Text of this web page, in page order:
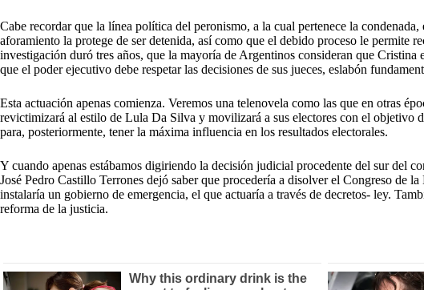
Cabe recordar que la línea política del peronismo, a la cual pertenece la
aforamiento la protege de ser detenida, así como que el debido proceso le permite
investigación duró tres años, que la mayoría de Argentinos consideran que Cristina
que el poder ejecutivo debe respetar las decisiones de sus jueces, eslabón
Esta actuación apenas comienza. Veremos una telenovela como las que en otras
revictimizará al estilo de Lula Da Silva y movilizará a sus electores con el objetivo
para, posteriormente, tener la máxima influencia en los resultados electorales.
Y cuando apenas estábamos digiriendo la decisión judicial procedente del sur del
José Pedro Castillo Terrones dejó saber que procedería a disolver el Congreso de
instalaría un gobierno de emergencia, el que actuaría a través de decretos- ley.
reforma de la justicia.